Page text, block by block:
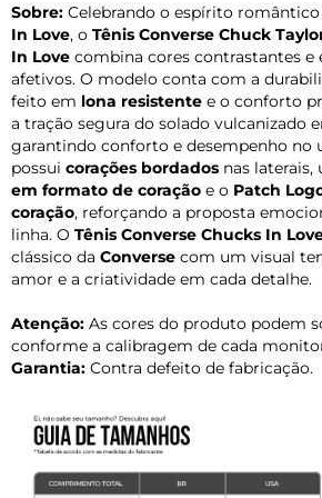
Sobre: Celebrando o espírito
In Love, o Tênis Converse Chuck
In Love combina cores contrastantes e
afetivos. O modelo conta com a
feito em lona resistente e o conforto
a tração segura do solado vulcanizado
garantindo conforto e desempenho no
possui corações bordados nas laterais,
em formato de coração e o Patch
coração, reforçando a proposta
linha. O Tênis Converse Chucks In
clássico da Converse com um visual
amor e a criatividade em cada detalhe.
Atenção: As cores do produto podem
conforme a calibragem de cada
Garantia: Contra defeito de fabricação.